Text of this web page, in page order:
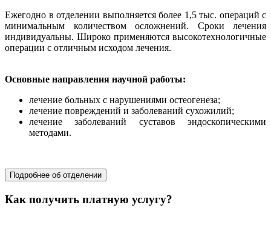
Ежегодно в отделении выполняется более 1,5 тыс. операций с
минимальным количеством осложнений. Сроки лечения
индивидуальны. Широко применяются высокотехнологичные
операции с отличным исходом лечения.
Основные направления научной работы:
лечение больных с нарушениями остеогенеза;
лечение повреждений и заболеваний сухожилий;
лечение заболеваний суставов эндоскопическими
методами.
Подробнее об отделении
Как получить платную услугу?